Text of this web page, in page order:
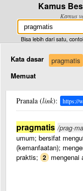
Kamus
Kamus
Bisa lebih dari satu,
Kata dasar
pragmatis
Memuat
Pranala (link): https://
pragmatis /
umum; bersifat
(kemanfaatan);
praktis; 2 mengenai